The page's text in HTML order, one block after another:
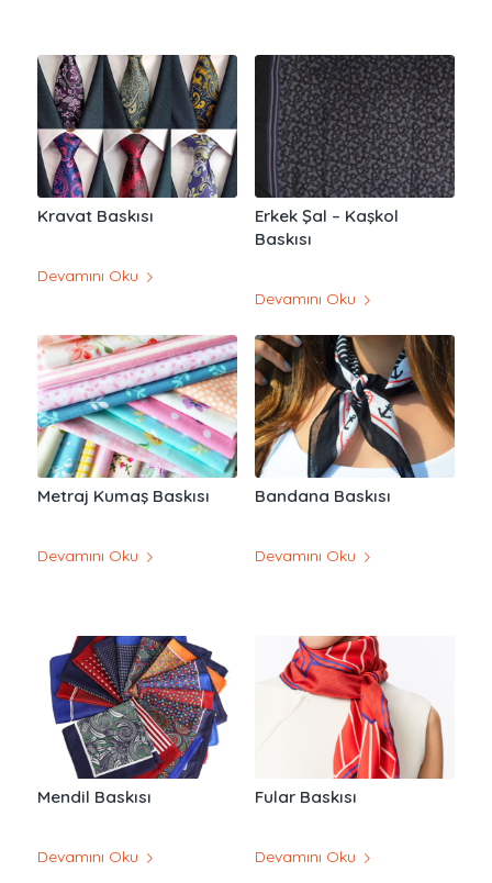
Kravat Baskısı
Devamını Oku
Erkek Şal – Kaşkol
Baskısı
Devamını Oku
Metraj Kumaş Baskısı
Devamını Oku
Bandana Baskısı
Devamını Oku
Mendil Baskısı
Devamını Oku
Fular Baskısı
Devamını Oku